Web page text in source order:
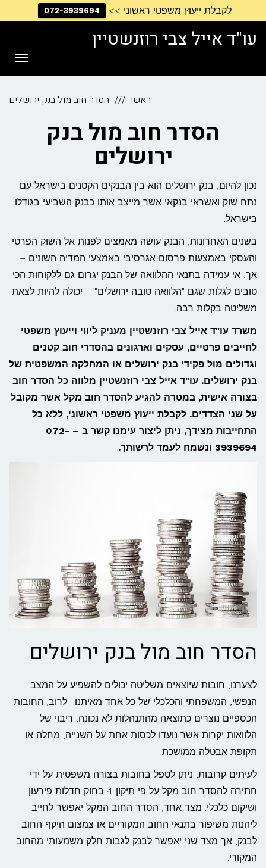
לקבלת ייעוץ משפטי ראשוני >> 072-3939694
עו"ד אייל צבי רוזנשטיין
ראשי הסדר חוב מול בנק ירושלים
הסדר חוב מול בנק
ירושלים
נכון להיום, בנק ירושלים הוא בין הבנקים הקטנים בישראל עם
נתח שוק ואשראי בנקאי אשר מייצב אותו כבנק השביעי בגודלו
בישראל.
בשנים האחרונות, הבנק עושה מאמצים לפנות אל השוק הפרטי
והעסקי באמצעות פרסום אגרסיבי באמצעי המדיה השונים –
אך, אי עמידה בתנאי ההלוואה של הבנק יגרום גם ללקוחות הכי
טובים לגלות שגם "הלוואה טובה ירושלים" – יכולה להיות לצאת
משליטה בקלות רבה.
משרד עו"ד אייל צבי רוזנשטיין מעניק ליווי וייעוץ משפטי
לחייבים פרטיים, עסקים וארגונים בהסדרי חוב קטנים
וגדולים מול פקידי בנק ירושלים או המחלקה המשפטית של
בנק ירושלים. עו"ד אייל צבי רוזנשטיין מלווה כל הסדר חוב
בצורה אישית, במטרה להגיע להסדר חוב מקל אשר מקובל
על שני הצדדים. לקבלת ייעוץ משפטי ראשוני, ללא כל
התחייבות מצידך, ניתן ליצור עימנו קשר ב – 072-
3939694 ונשמח לעמד לרשותך.
הסדר חוב מול בנק ירושלים
לצערנו, חובות שיוצאים משליטה יכולים להשפיע על המצב
הנפשי, המשפחתי והכלכלי של כל אחד מאיתנו. לרוב, החובות
הכספיים נוצרים כתוצאה מהתנהלות לא נכונה, ריבוי של
הלוואות יקרות אשר נועדו לכסות אחת על השנייה, מחלה או
תקופת אבטלה ממושכת.
לעיתים קרובות, ניתן לטפל בחובות בצורה משפטית על ידי
חתירה להסדר חוב מקל על פי תיקון 4 בחוק חדלות פירעון
ושיקום כלכלי. מצד אחד, הסדר החוב המקל יאפשר לחייב
ליהנות משיפור בתנאי החוב המקוריים או צמצום היקף החוב
לבנק, אך מצד שני יאפשר לבנק לגבות חלק משמעותי מהחוב
המקורי.